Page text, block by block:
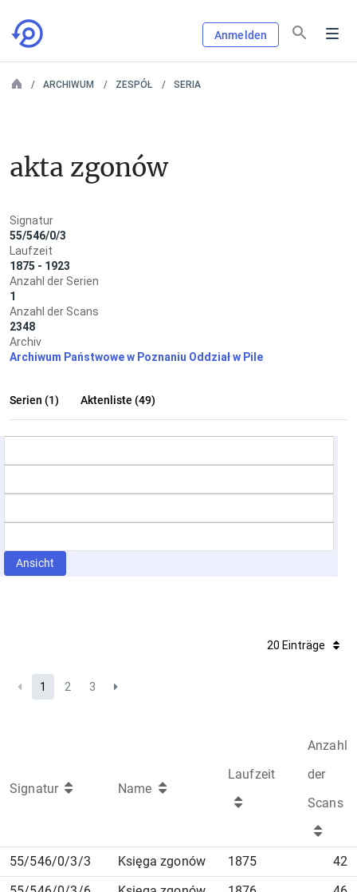
Anmelden
ARCHIWUM ZESPÓŁ SERIA
akta zgonów
Signatur
55/546/0/3
Laufzeit
1875 - 1923
Anzahl der Serien
1
Anzahl der Scans
2348
Archiv
Archiwum Państwowe w Poznaniu Oddział w Pile
Serien (1) Aktenliste (49)
Ansicht
20 Einträge
1 2 3
Signatur Name
Laufzeit
Anzahl
der
Scans
55/546/0/3/3 Księga zgonów 1875
42